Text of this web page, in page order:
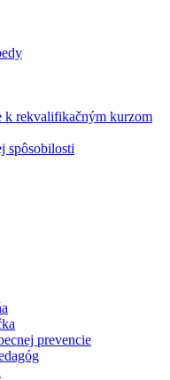
k rekvalifikačným kurzom
spôsobilosti
prevencie